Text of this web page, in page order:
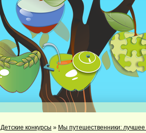
Детские конкурсы » Мы путешественники: